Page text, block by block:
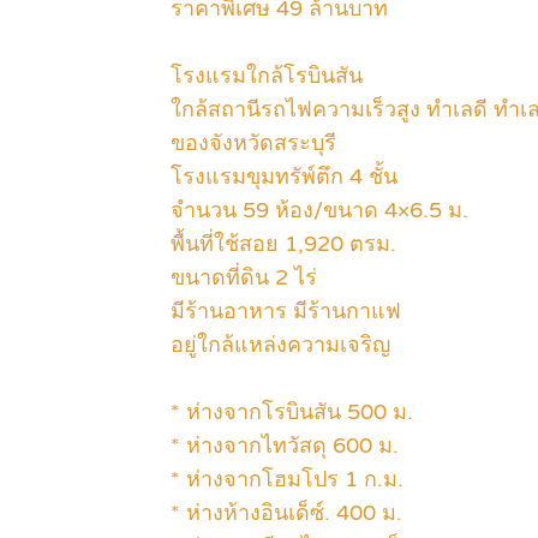
ราคาพิเศษ 49 ล้านบาท
โรงแรมใกล้โรบินสัน
ใกล้สถานีรถไฟความเร็วสูง ทำเลดี ทำเ
ของจังหวัดสระบุรี
โรงแรมขุมทรัพ์ตึก 4 ชั้น
จำนวน 59 ห้อง/ขนาด 4×6.5 ม.
พื้นที่ใช้สอย 1,920 ตรม.
ขนาดที่ดิน 2 ไร่
มีร้านอาหาร มีร้านกาแฟ
อยู่ใกล้แหล่งความเจริญ
* ห่างจากโรบินสัน 500 ม.
* ห่างจากไทวัสดุ 600 ม.
* ห่างจากโฮมโปร 1 ก.ม.
* ห่างห้างอินเด็ซ์. 400 ม.